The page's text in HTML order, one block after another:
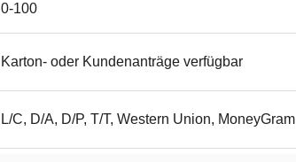
0-100
Karton- oder Kundenanträge verfügbar
L/C, D/A, D/P, T/T, Western Union, MoneyGram